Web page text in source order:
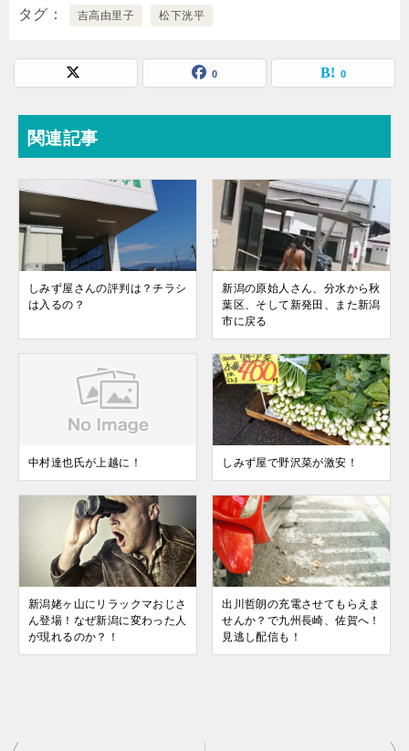
タグ 吉高由里子 松下洸平
0 0
関連記事
しみず屋さんの評判は？チラシ
は入るの？
新潟の原始人さん、分水から秋
葉区、そして新発田、また新潟
市に戻る
中村達也氏が上越に！ しみず屋で野沢菜が激安！
新潟姥ヶ山にリラックマおじさ
ん登場！なぜ新潟に変わった人
が現れるのか？！
出川哲朗の充電させてもらえま
せんか？で九州長崎、佐賀へ！
見逃し配信も！